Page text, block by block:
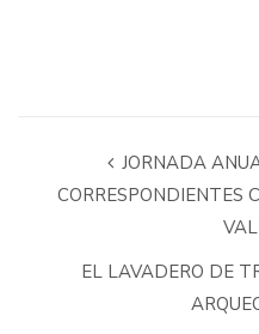
JORNADA
CORRESPONDIENTES
EL LAVADERO DE